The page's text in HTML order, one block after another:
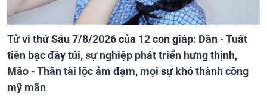
Tử vi thứ Sáu 7/8/2026 của 12 con giáp: Dần - Tuất
tiền bạc đầy túi, sự nghiệp phát triển hưng thịnh,
Mão - Thân tài lộc ảm đạm, mọi sự khó thành công
mỹ mãn